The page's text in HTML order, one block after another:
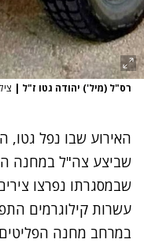
רס"ל (מיל') יהודה גטו ז"ל |
האירוע שבו נפל
שביצע צה"ל במחנה
שבמסגרתו נפרצו
עשרות קילוגרמים
במרחב מחנה